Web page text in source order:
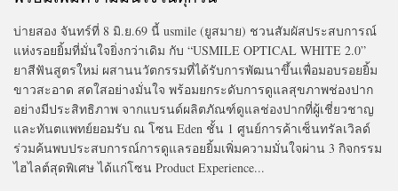
บ่ายสอง จันทร์ที่ 8 มิ.ย.69 นี้ usmile (ยูสมาย) ชวนสัมผัสประสบการณ์
แห่งรอยยิ้มที่มั่นใจยิ่งกว่าเดิม กับ “USMILE OPTICAL WHITE 2.0”
ยาสีฟันสูตรใหม่ ผสานนวัตกรรมที่ได้รับการพัฒนาขึ้นเพื่อมอบรอยยิ้ม
ขาวสะอาด สดใสอย่างมั่นใจ พร้อมยกระดับการดูแลสุขภาพช่องปาก
อย่างมีประสิทธิภาพ จากแบรนด์ผลิตภัณฑ์ดูแลช่องปากที่ผู้เชี่ยวชาญ
และทันตแพทย์ยอมรับ ณ โซน Eden ชั้น 1 ศูนย์การค้าเซ็นทรัลเวิลด์
ร่วมค้นพบประสบการณ์การดูแลรอยยิ้มเพิ่มความมั่นใจผ่าน 3 กิจกรรม
ไฮไลต์สุดพิเศษ ได้แก่โซน Product Experience...